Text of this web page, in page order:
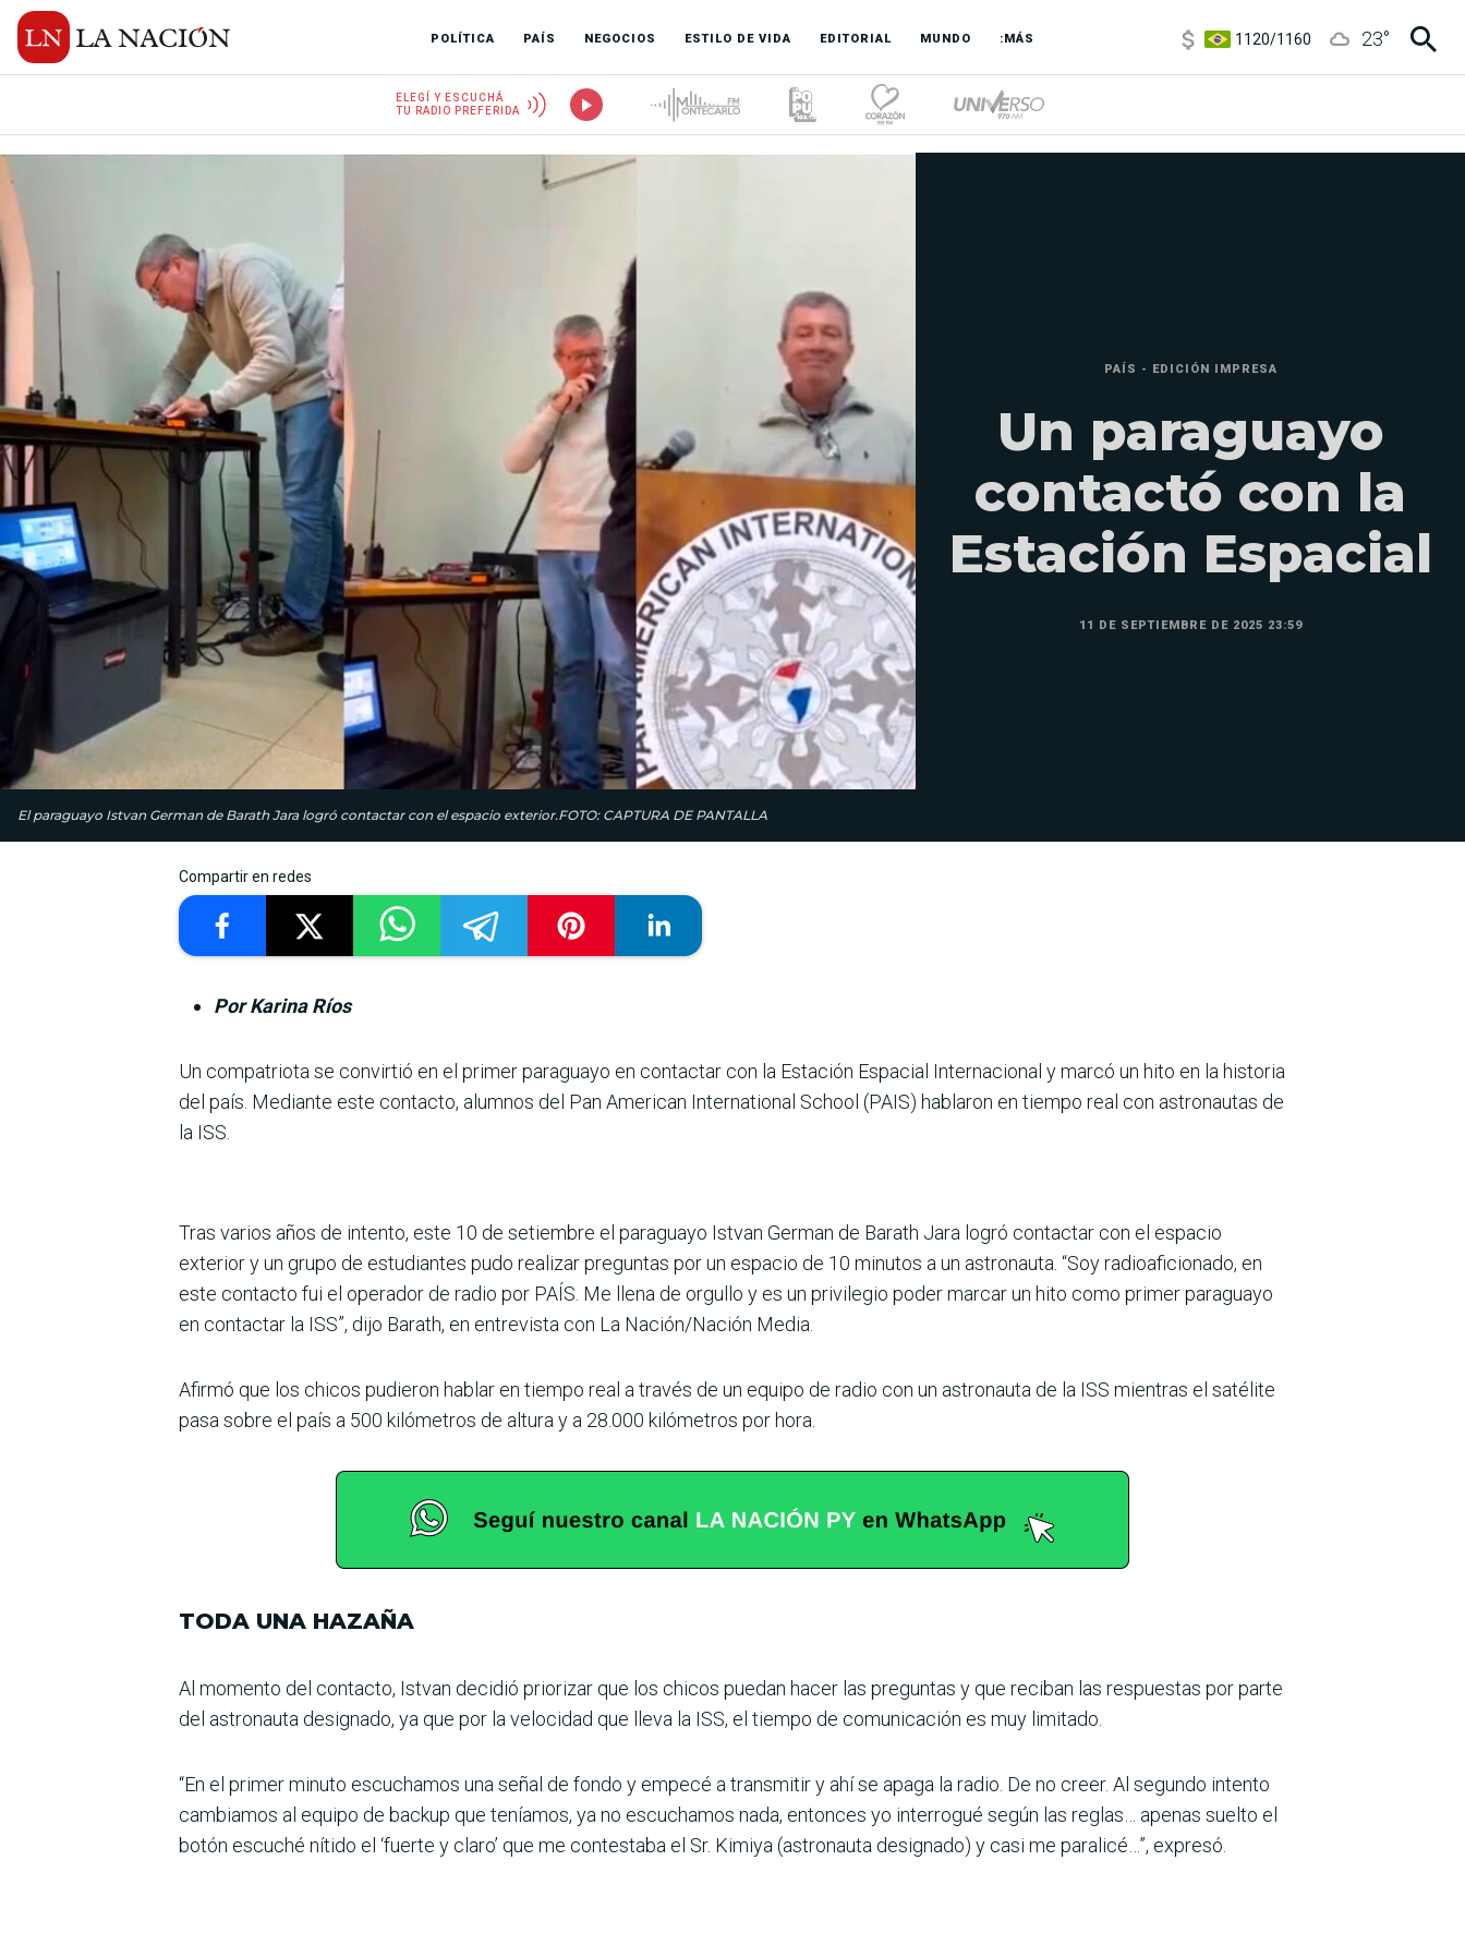
POLÍTICA PAÍS NEGOCIOS ESTILO DE VIDA EDITORIAL MUNDO :MÁS
3,6/3,9
23°
ELEGÍ Y ESCUCHÁ
TU RADIO PREFERIDA
El paraguayo Istvan German de Barath Jara logró contactar con el espacio exterior.FOTO: CAPTURA DE PANTALLA
PAÍS - EDICIÓN IMPRESA
Un paraguayo
contactó con la
Estación Espacial
11 DE SEPTIEMBRE DE 2025 23:59
Compartir en redes
Por Karina Ríos
Un compatriota se convirtió en el pri­mer paraguayo en contactar con la Estación Espacial Internacional y marcó un hito en la historia
del país. Mediante este con­tacto, alumnos del Pan Ame­rican International School (PAIS) hablaron en tiempo real con astronautas de
la ISS.
Tras varios años de intento, este 10 de setiembre el para­guayo Istvan German de Barath Jara logró contactar con el espacio
exterior y un grupo de estudiantes pudo realizar preguntas por un espacio de 10 minutos a un astronauta. “Soy radioaficio­nado, en
este contacto fui el operador de radio por PAÍS. Me llena de orgullo y es un privilegio poder marcar un hito como primer paraguayo
en contactar la ISS”, dijo Barath, en entrevista con La Nación/Nación Media.
Afirmó que los chicos pudie­ron hablar en tiempo real a través de un equipo de radio con un astronauta de la ISS mientras el satélite
pasa sobre el país a 500 kilómetros de altura y a 28.000 kiló­metros por hora.
TODA UNA HAZAÑA
Al momento del contacto, Istvan decidió priorizar que los chicos puedan hacer las preguntas y que reciban las respuestas por parte
del astronauta designado, ya que por la velocidad que lleva la ISS, el tiempo de comunica­ción es muy limitado.
“En el primer minuto escu­chamos una señal de fondo y empecé a transmitir y ahí se apaga la radio. De no creer. Al segundo intento
cambia­mos al equipo de backup que teníamos, ya no escuchamos nada, entonces yo interro­gué según las reglas… ape­nas suelto el
botón escuché nítido el ‘fuerte y claro’ que me contestaba el Sr. Kimiya (astronauta designado) y casi me paralicé…”, expresó.